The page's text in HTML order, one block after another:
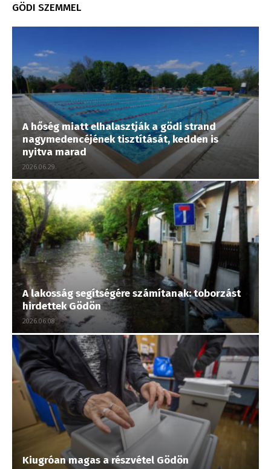
GÖDI SZEMMEL
A hőség miatt elhalasztják a gödi strand
nagymedencéjének tisztítását, kedden is
nyitva marad
2026.06.29.
A lakosság segítségére számítanak: toborzást
hirdettek Gödön
2026.06.08.
Kiugróan magas a részvétel Gödön